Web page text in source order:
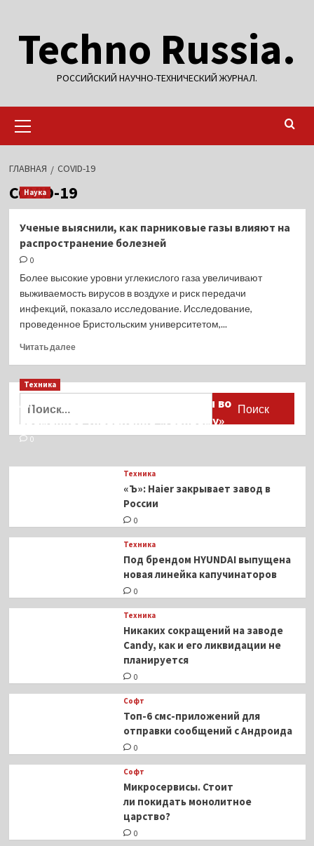
содержимому
Techno Russia.
РОССИЙСКИЙ НАУЧНО-ТЕХНИЧЕСКИЙ ЖУРНАЛ.
меню
ГЛАВНАЯ COVID-19
COVID-19
Наука
Ученые выяснили, как парниковые газы влияют на
распространение болезней
0
Более высокие уровни углекислого газа увеличивают
выживаемость вирусов в воздухе и риск передачи
инфекций, показало исследование. Исследование,
проведенное Бристольским университетом,...
Читать далееПрочитать
Ученые
парниковые
газы
на
распространение
Техника
Активы Ariston и Bosch переданы во
временное управление «Газпрому»
0
Техника
«Ъ»: Haier закрывает завод в
России
0
Техника
Под брендом HYUNDAI выпущена
новая линейка капучинаторов
0
Техника
Никаких сокращений на заводе
Candy, как и его ликвидации не
планируется
0
Софт
Топ-6 смс-приложений для
отправки сообщений с Андроида
0
Софт
Микросервисы. Стоит
ли покидать монолитное
царство?
0